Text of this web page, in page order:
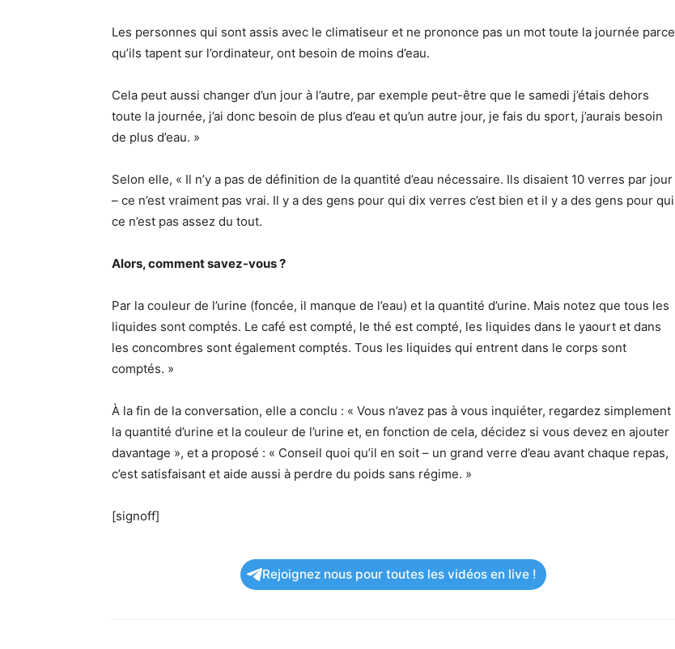
Les personnes qui sont assis avec le climatiseur et ne prononce pas un mot toute la journée parce
qu’ils tapent sur l’ordinateur, ont besoin de moins d’eau.
Cela peut aussi changer d’un jour à l’autre, par exemple peut-être que le samedi j’étais dehors
toute la journée, j’ai donc besoin de plus d’eau et qu’un autre jour, je fais du sport, j’aurais besoin
de plus d’eau. »
Selon elle, « Il n’y a pas de définition de la quantité d’eau nécessaire. Ils disaient 10 verres par jour
– ce n’est vraiment pas vrai. Il y a des gens pour qui dix verres c’est bien et il y a des gens pour qui
ce n’est pas assez du tout.
Alors, comment savez-vous ?
Par la couleur de l’urine (foncée, il manque de l’eau) et la quantité d’urine. Mais notez que tous les
liquides sont comptés. Le café est compté, le thé est compté, les liquides dans le yaourt et dans
les concombres sont également comptés. Tous les liquides qui entrent dans le corps sont
comptés. »
À la fin de la conversation, elle a conclu : « Vous n’avez pas à vous inquiéter, regardez simplement
la quantité d’urine et la couleur de l’urine et, en fonction de cela, décidez si vous devez en ajouter
davantage », et a proposé : « Conseil quoi qu’il en soit – un grand verre d’eau avant chaque repas,
c’est satisfaisant et aide aussi à perdre du poids sans régime. »
[signoff]
Rejoignez nous pour toutes les vidéos en live !